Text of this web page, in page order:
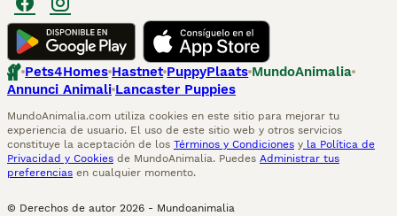
Pets4Homes Hastnet PuppyPlaats MundoAnimalia
Annunci Animali Lancaster Puppies
MundoAnimalia.com utiliza cookies en este sitio para mejorar tu
experiencia de usuario. El uso de este sitio web y otros servicios
constituye la aceptación de los Términos y Condiciones y la Política de
Privacidad y Cookies de MundoAnimalia. Puedes Administrar tus
preferencias en cualquier momento.
© Derechos de autor 2026 - Mundoanimalia